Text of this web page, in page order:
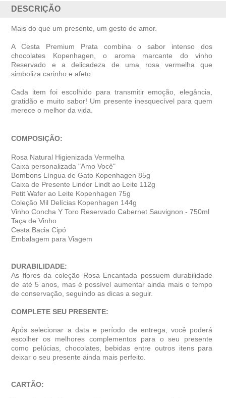
DESCRIÇÃO
Mais do que um presente, um gesto de amor.
A Cesta Premium Prata combina o sabor intenso dos
chocolates Kopenhagen, o aroma marcante do vinho
Reservado e a delicadeza de uma rosa vermelha que
simboliza carinho e afeto.
Cada item foi escolhido para transmitir emoção, elegância,
gratidão e muito sabor! Um presente inesquecível para quem
merece o melhor da vida.
COMPOSIÇÃO:
Rosa Natural Higienizada Vermelha
Caixa personalizada "Amo Você"
Bombons Língua de Gato Kopenhagen 85g
Caixa de Presente Lindor Lindt ao Leite 112g
Petit Wafer ao Leite Kopenhagen 75g
Coleção Mil Delícias Kopenhagen 144g
Vinho Concha Y Toro Reservado Cabernet Sauvignon - 750ml
Taça de Vinho
Cesta Bacia Cipó
Embalagem para Viagem
DURABILIDADE:
As flores da coleção Rosa Encantada possuem durabilidade
de até 5 anos, mas é possível aumentar ainda mais o tempo
de conservação, seguindo as dicas a seguir.
COMPLETE SEU PRESENTE:
Após selecionar a data e período de entrega, você poder
escolher os melhores complementos para o seu presente
como pelúcias, chocolates, bebidas entre outros itens para
deixar o seu presente ainda mais perfeito.
CARTÃO: